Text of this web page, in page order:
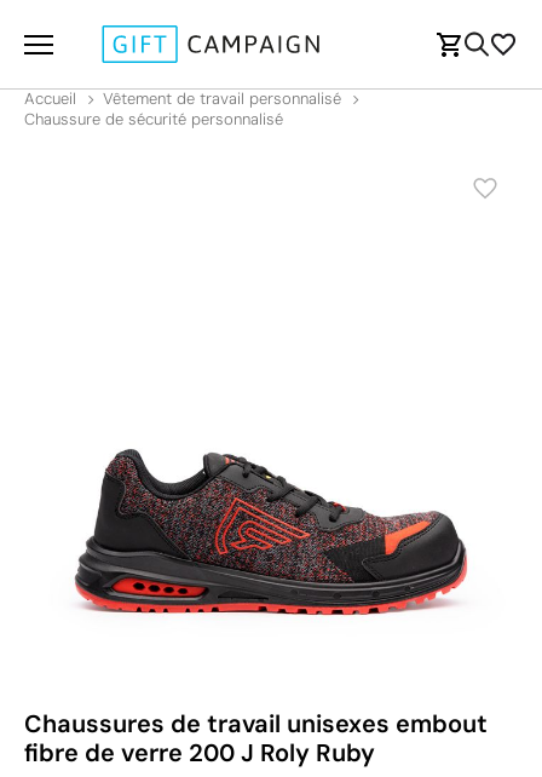
Accueil
Vêtement de travail personnalisé
Chaussure de sécurité personnalisé
Chaussures de travail unisexes embout
fibre de verre 200 J Roly Ruby